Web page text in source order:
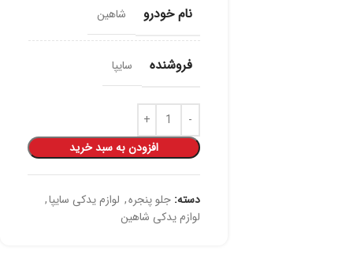
نام خودرو شاهین
فروشنده سایپا
افزودن به سبد خرید
دسته: جلو پنجره, لوازم یدکی سایپا,
لوازم یدکی شاهین